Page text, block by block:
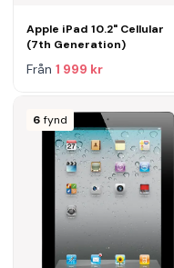
Apple iPad 10.2" Cellular
(7th Generation)
Från 1 999 kr
6 fynd